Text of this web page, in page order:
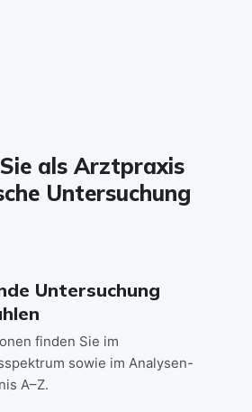
als Arztpraxis
Untersuchung
Untersuchung
finden Sie im
sowie im Analysen-
A–Z.